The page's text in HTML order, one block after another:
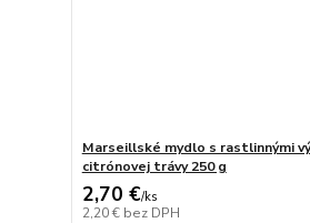
Marseillské mydlo s rastlinnými
citrónovej trávy 250 g
2,70 €/ks
2,20 € bez DPH